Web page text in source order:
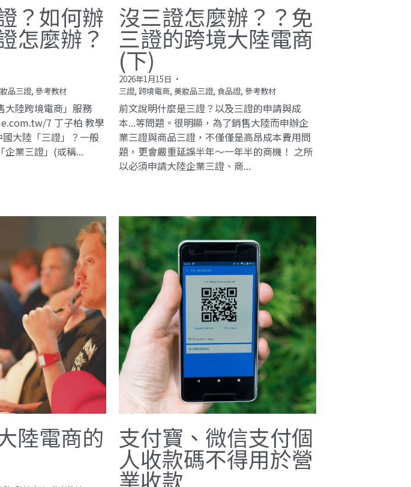
？如何辦
怎麼辦？
品三證, 參考教材
大陸跨境電商」服務
7 丁子柏 教學
大陸「三證」？一般
企業三證」(或稱...
沒三證怎麼辦？？免
三證的跨境大陸電商
(下)
2026年1月15日 ·
三證, 跨境電商, 美妝品三證, 食品證, 參考教材
前文說明什麼是三證？以及三證的申請與成
本...等問題。很明顯，為了銷售大陸而申辦企
業三證與商品三證，不僅僅是高昂成本費用問
題，更會嚴重延誤半年～一年半的商機！ 之所
以必須申請大陸企業三證、商...
陸電商的 支付寶、微信支付個
人收款碼不得用於營
業收款